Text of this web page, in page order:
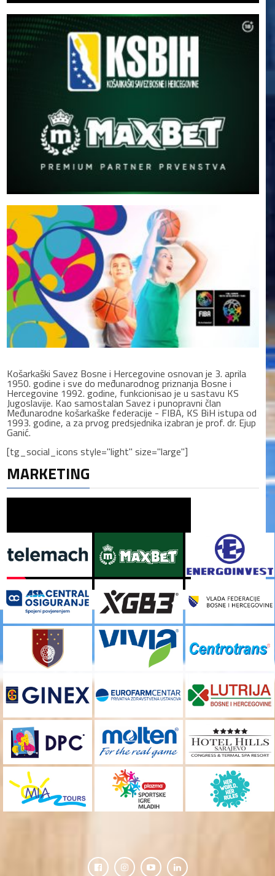
Košarkaški Savez Bosne i Hercegovine osnovan je 3. aprila
1950. godine i sve do međunarodnog priznanja Bosne i
Hercegovine 1992. godine, funkcionisao je u sastavu KS
Jugoslavije. Kao samostalan Savez i punopravni član
Međunarodne košarkaške federacije - FIBA, KS BiH istupa od
1993. godine, a za prvog predsjednika izabran je prof. dr. Ejup
Ganić.
[tg_social_icons style="light" size="large"]
MARKETING